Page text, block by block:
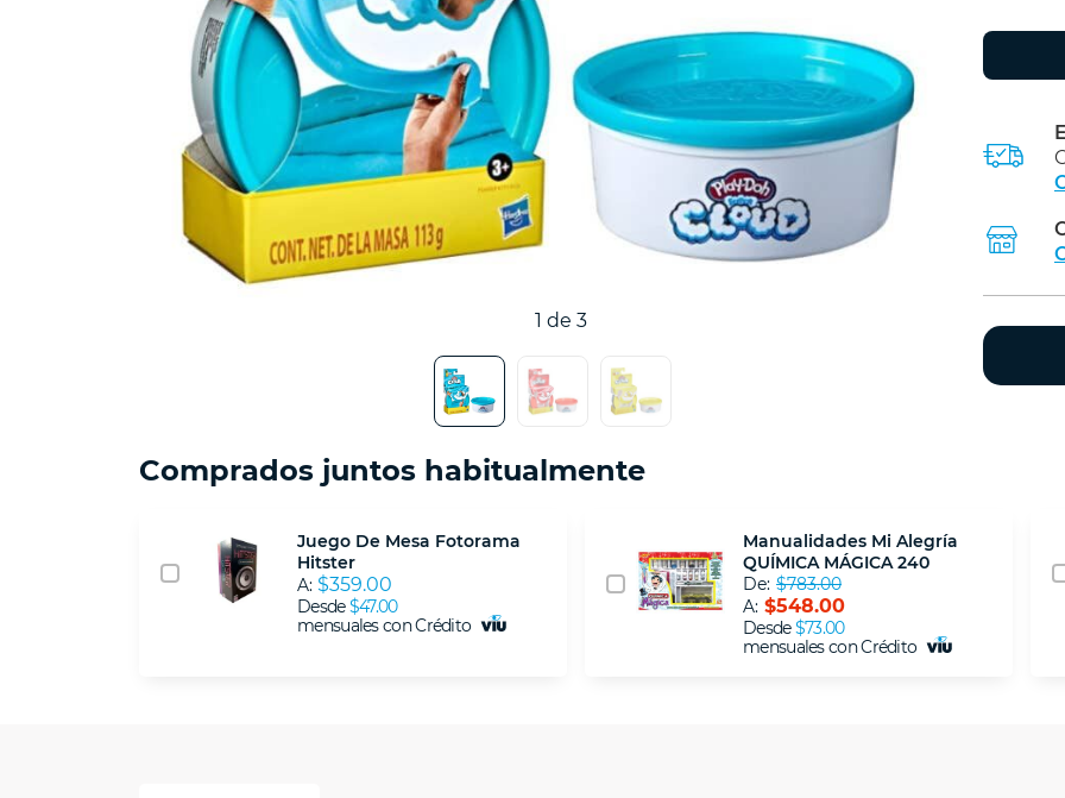
1 de 3
Comprados juntos habitualmente
Juego De Mesa Fotorama
Hitster
A: $359.00
Desde$47.00
mensuales con Crédito
Manualidades Mi Alegría
QUÍMICA MÁGICA 240
De: $783.00
A: $548.00
Desde$73.00
mensuales con Crédito